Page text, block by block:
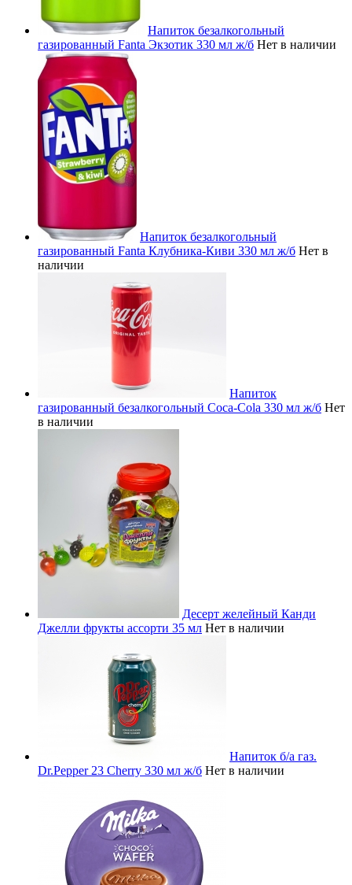
Напиток безалкогольный
газированный Fanta Экзотик 330 мл ж/б Нет в наличии
Напиток безалкогольный
газированный Fanta Клубника-Киви 330 мл ж/б Нет в
наличии
Напиток
газированный безалкогольный Coca-Cola 330 мл ж/б Нет
в наличии
Десерт желейный Канди
Джелли фрукты ассорти 35 мл Нет в наличии
Напиток б/а газ.
Dr.Pepper 23 Cherry 330 мл ж/б Нет в наличии